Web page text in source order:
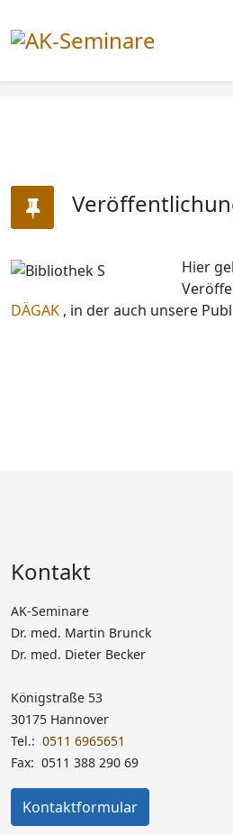
Hier
DÄGAK , in der auch unsere
Kontakt
AK-Seminare
Dr. med. Martin Brunck
Dr. med. Dieter Becker
Königstraße 53
30175 Hannover
Tel.: 0511 6965651
Fax: 0511 388 290 69
Kontaktformular